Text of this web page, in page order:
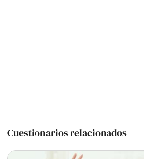
Cuestionarios relacionados